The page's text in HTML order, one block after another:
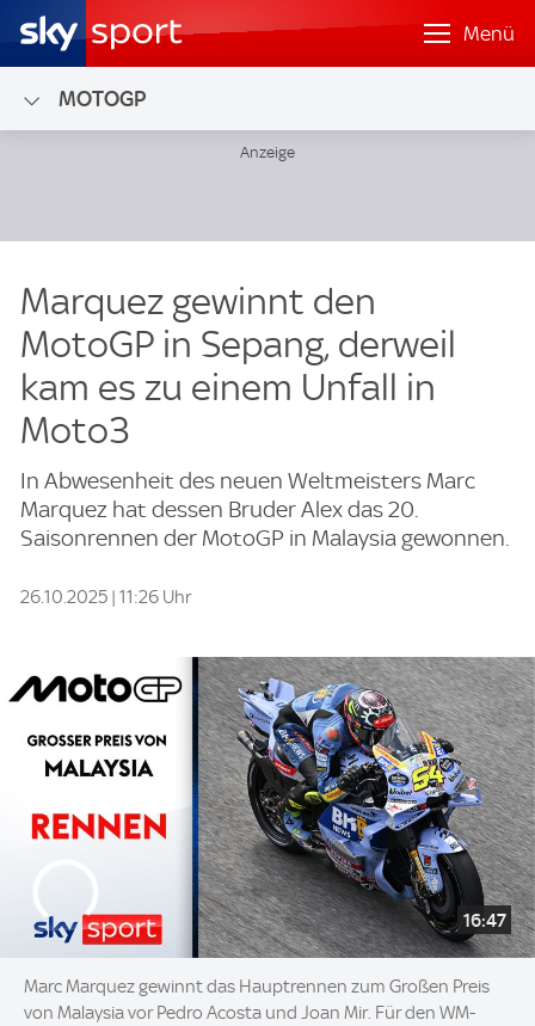
Menü
MOTOGP
Marquez gewinnt den
MotoGP in Sepang, derweil
kam es zu einem Unfall in
Moto3
In Abwesenheit des neuen Weltmeisters Marc
Marquez hat dessen Bruder Alex das 20.
Saisonrennen der MotoGP in Malaysia gewonnen.
26.10.2025 | 11:26 Uhr
16:47
Marc Marquez gewinnt das Hauptrennen zum Großen Preis
von Malaysia vor Pedro Acosta und Joan Mir. Für den WM-